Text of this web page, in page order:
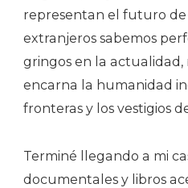
representan el futuro de
extranjeros sabemos
gringos en la actualidad,
encarna la humanidad
fronteras y los vestigios
Terminé llegando a mi
documentales y libros